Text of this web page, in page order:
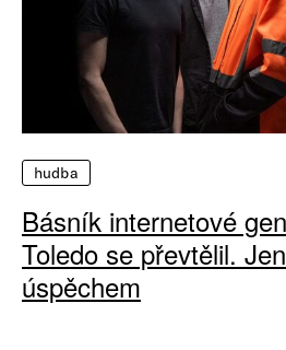
hudba
Básník internetové
Toledo se převtělil.
úspěchem